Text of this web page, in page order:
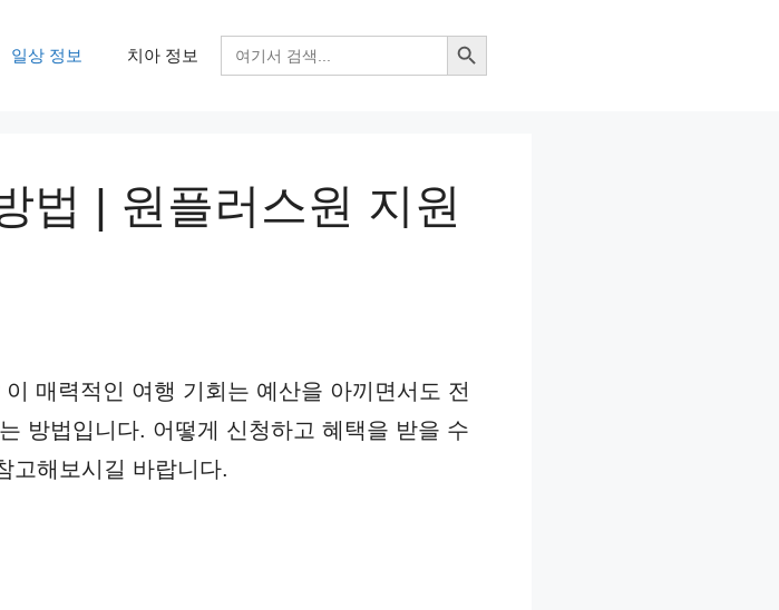
일상 정보 치아 정보
검
색:
검색 버튼
법 | 원플러스원 지원
매력적인 여행 기회는 예산을 아끼면서도 전
방법입니다. 어떻게 신청하고 혜택을 받을 수
고해보시길 바랍니다.